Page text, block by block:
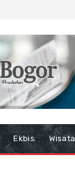
Ekbis Wisata